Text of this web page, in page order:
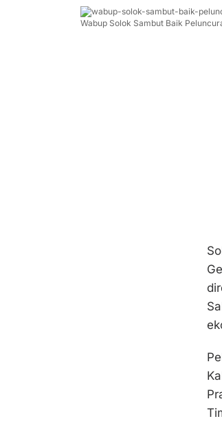
Wabup Solok Sambut Baik